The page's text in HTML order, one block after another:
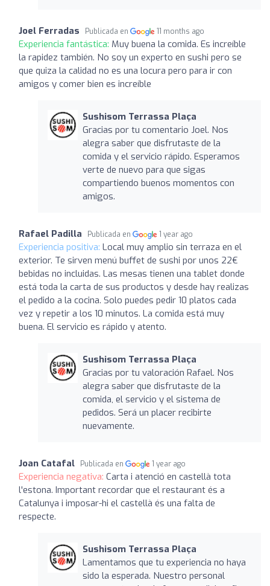
Joel Ferradas Publicada en 11 months ago
Experiencia fantástica: Muy buena la comida. Es increíble
la rapidez también. No soy un experto en sushi pero se
que quiza la calidad no es una locura pero para ir con
amigos y comer bien es increíble
Sushisom Terrassa Plaça
Gracias por tu comentario Joel. Nos
alegra saber que disfrutaste de la
comida y el servicio rápido. Esperamos
verte de nuevo para que sigas
compartiendo buenos momentos con
amigos.
Rafael Padilla Publicada en 1 year ago
Experiencia positiva: Local muy amplio sin terraza en el
exterior. Te sirven menú buffet de sushi por unos 22€
bebidas no incluidas. Las mesas tienen una tablet donde
está toda la carta de sus productos y desde hay realizas
el pedido a la cocina. Solo puedes pedir 10 platos cada
vez y repetir a los 10 minutos. La comida está muy
buena. El servicio es rápido y atento.
Sushisom Terrassa Plaça
Gracias por tu valoración Rafael. Nos
alegra saber que disfrutaste de la
comida, el servicio y el sistema de
pedidos. Será un placer recibirte
nuevamente.
Joan Catafal Publicada en 1 year ago
Experiencia negativa: Carta i atenció en castellà tota
l'estona. Important recordar que el restaurant és a
Catalunya i imposar-hi el castellà és una falta de
respecte.
Sushisom Terrassa Plaça
Lamentamos que tu experiencia no haya
sido la esperada. Nuestro personal